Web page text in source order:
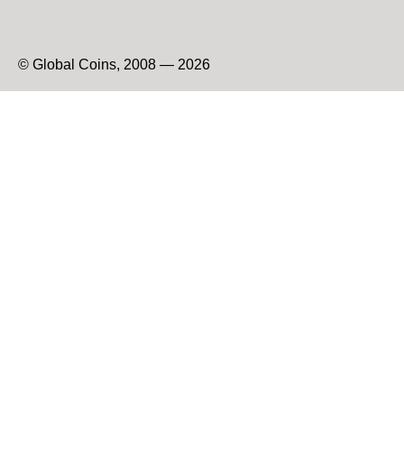
© Global Coins, 2008 — 2026